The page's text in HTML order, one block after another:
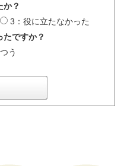
か？
3：役に立たなかった
たですか？
う